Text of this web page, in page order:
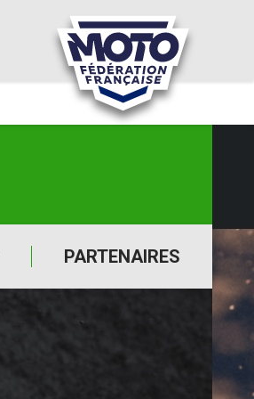
PARTENAIRES